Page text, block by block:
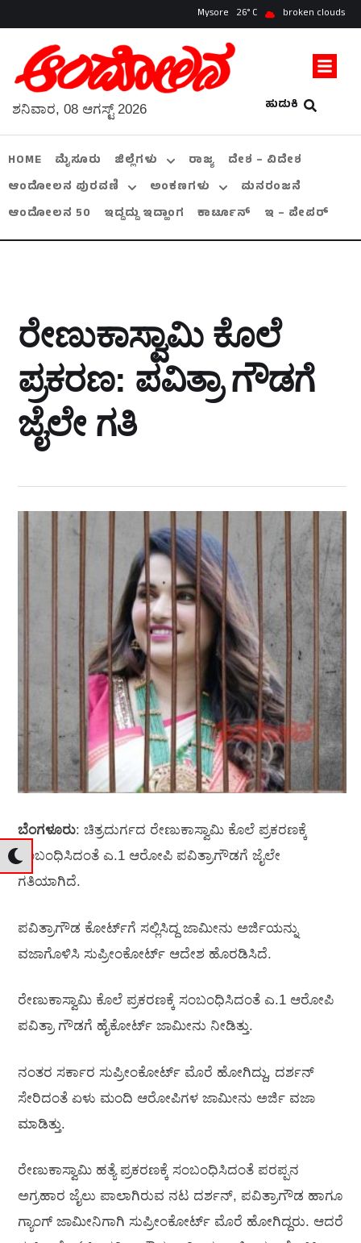
Mysore 26 broken clouds
ಹುಡುಕಿ
ಶನಿವಾರ, 08 ಆಗಸ್ಟ್ 2026
HOME ಮೈಸೂರು ಜಿಲ್ಲೆಗಳು ರಾಜ್ಯ
ದೇಶ – ವಿದೇಶ
ಆಂದೋಲನ ಪುರವಣಿ
ಅಂಕಣಗಳು
ಮನರಂಜನೆ
ಆಂದೋಲನ 50
ಇದ್ದದ್ದು ಇದ್ಹಾಂಗ ಕಾರ್ಟೂನ್ ಇ – ಪೇಪರ್
ರೇಣುಕಾಸ್ವಾಮಿ ಕೊಲೆ
ಪ್ರಕರಣ: ಪವಿತ್ರಾ ಗೌಡಗೆ
ಜೈಲೇ ಗತಿ
ಬೆಂಗಳೂರು: ಚಿತ್ರದುರ್ಗದ ರೇಣುಕಾಸ್ವಾಮಿ ಕೊಲೆ ಪ್ರಕರಣಕ್ಕೆ
ಸಂಬಂಧಿಸಿದಂತೆ ಎ.1 ಆರೋಪಿ ಪವಿತ್ರಾಗೌಡಗೆ ಜೈಲೇ
ಗತಿಯಾಗಿದೆ.
ಪವಿತ್ರಾಗೌಡ ಕೋರ್ಟ್‌ಗೆ ಸಲ್ಲಿಸಿದ್ದ ಜಾಮೀನು ಅರ್ಜಿಯನ್ನು
ವಜಾಗೊಳಿಸಿ ಸುಪ್ರೀಂಕೋರ್ಟ್‌ ಆದೇಶ ಹೊರಡಿಸಿದೆ.
ರೇಣುಕಾಸ್ವಾಮಿ ಕೊಲೆ ಪ್ರಕರಣಕ್ಕೆ ಸಂಬಂಧಿಸಿದಂತೆ ಎ.1 ಆರೋಪಿ
ಪವಿತ್ರಾ ಗೌಡಗೆ ಹೈಕೋರ್ಟ್‌ ಜಾಮೀನು ನೀಡಿತ್ತು.
ನಂತರ ಸರ್ಕಾರ ಸುಪ್ರೀಂಕೋರ್ಟ್‌ ಮೊರೆ ಹೋಗಿದ್ದು, ದರ್ಶನ್‌
ಸೇರಿದಂತೆ ಏಳು ಮಂದಿ ಆರೋಪಿಗಳ ಜಾಮೀನು ಅರ್ಜಿ ವಜಾ
ಮಾಡಿತ್ತು.
ರೇಣುಕಾಸ್ವಾಮಿ ಹತ್ಯೆ ಪ್ರಕರಣಕ್ಕೆ ಸಂಬಂಧಿಸಿದಂತೆ ಪರಪ್ಪನ
ಅಗ್ರಹಾರ ಜೈಲು ಪಾಲಾಗಿರುವ ನಟ ದರ್ಶನ್‌, ಪವಿತ್ರಾಗೌಡ ಹಾಗೂ
ಗ್ಯಾಂಗ್‌ ಜಾಮೀನಿಗಾಗಿ ಸುಪ್ರೀಂಕೋರ್ಟ್‌ ಮೊರೆ ಹೋಗಿದ್ದರು. ಆದರೆ